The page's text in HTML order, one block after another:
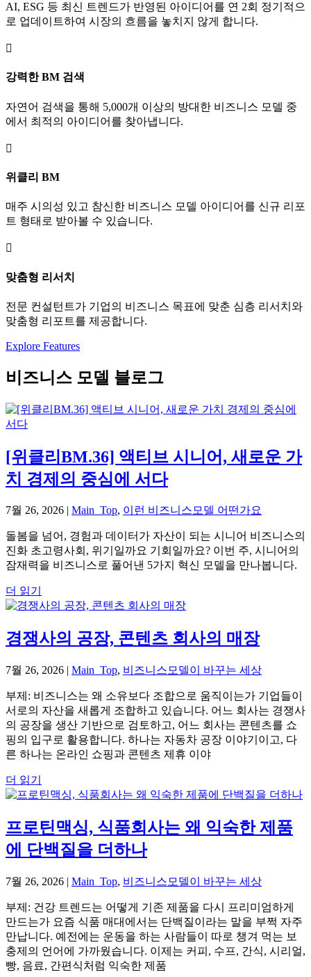
AI, ESG 등 최신 트렌드가 반영된 아이디어를 연 2회 정기적으
로 업데이트하여 시장의 흐름을 놓치지 않게 합니다.

강력한 BM 검색
자연어 검색을 통해 5,000개 이상의 방대한 비즈니스 모델 중
에서 최적의 아이디어를 찾아냅니다.

위클리 BM
매주 시의성 있고 참신한 비즈니스 모델 아이디어를 신규 리포
트 형태로 받아볼 수 있습니다.

맞춤형 리서치
전문 컨설턴트가 기업의 비즈니스 목표에 맞춘 심층 리서치와
맞춤형 리포트를 제공합니다.
Explore Features
비즈니스 모델 블로그
[위클리BM.36] 액티브 시니어, 새로운 가
치 경제의 중심에 서다
7월 26, 2026 | Main_Top, 이런 비즈니스모델 어떤가요
돌봄을 넘어, 경험과 데이터가 자산이 되는 시니어 비즈니스의
진화 초고령사회, 위기일까요 기회일까요? 이번 주, 시니어의
잠재력을 비즈니스로 풀어낸 5가지 혁신 모델을 만나봅니다.
더 읽기
경쟁사의 공장, 콘텐츠 회사의 매장
7월 26, 2026 | Main_Top, 비즈니스모델이 바꾸는 세상
부제: 비즈니스는 왜 소유보다 조합으로 움직이는가 기업들이
서로의 자산을 새롭게 조합하고 있습니다. 어느 회사는 경쟁사
의 공장을 생산 기반으로 검토하고, 어느 회사는 콘텐츠를 쇼
핑의 입구로 활용합니다. 하나는 자동차 공장 이야기이고, 다
른 하나는 온라인 쇼핑과 콘텐츠 제휴 이야
더 읽기
프로틴맥싱, 식품회사는 왜 익숙한 제품
에 단백질을 더하나
7월 26, 2026 | Main_Top, 비즈니스모델이 바꾸는 세상
부제: 건강 트렌드는 어떻게 기존 제품을 다시 프리미엄하게
만드는가 요즘 식품 매대에서는 단백질이라는 말을 부쩍 자주
만납니다. 예전에는 운동을 하는 사람들이 따로 챙겨 먹는 보
충제의 언어에 가까웠습니다. 이제는 커피, 수프, 간식, 시리얼,
빵, 음료, 간편식처럼 익숙한 제품